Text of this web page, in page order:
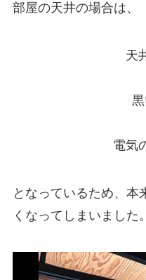
部屋の天井の場合は、
天
電気
となっているため、本
くなってしまいました。